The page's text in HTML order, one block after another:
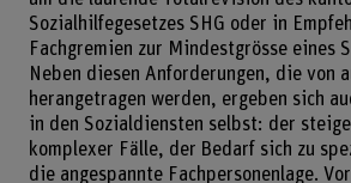
Sozialhilfegesetzes SHG oder in
Fachgremien zur Mindestgrösse eines
Neben diesen Anforderungen, die von
herangetragen werden, ergeben sich
in den Sozialdiensten selbst: der
komplexer Fälle, der Bedarf sich zu
die angespannte Fachpersonenlage.